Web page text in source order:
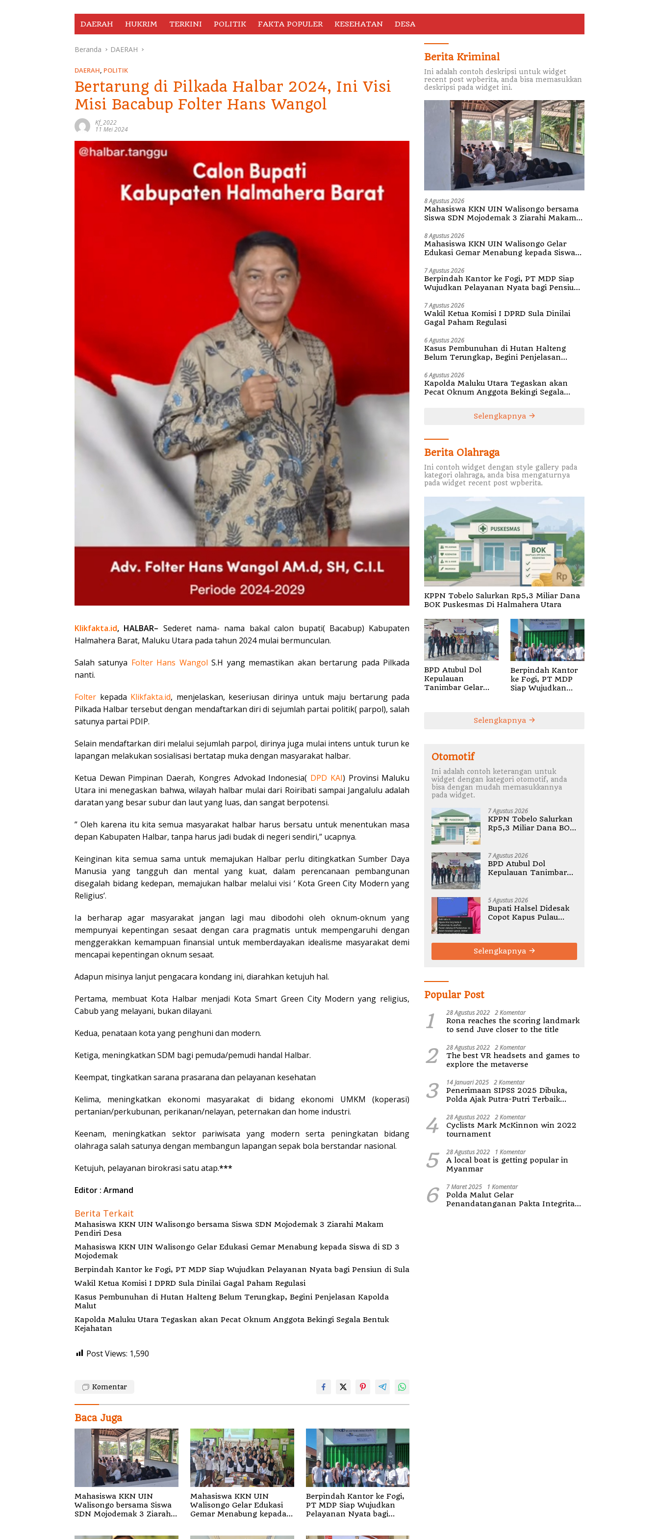
DAERAH HUKRIM TERKINI POLITIK FAKTA POPULER KESEHATAN DESA
Beranda DAERAH
DAERAH, POLITIK
Bertarung di Pilkada Halbar 2024, Ini Visi
Misi Bacabup Folter Hans Wangol
Kf_2022
11 Mei 2024
Klikfakta.id, HALBAR– Sederet nama- nama bakal calon bupati( Bacabup) Kabupaten
Halmahera Barat, Maluku Utara pada tahun 2024 mulai bermunculan.
Salah satunya Folter Hans Wangol S.H yang memastikan akan bertarung pada Pilkada
nanti.
Folter kepada Klikfakta.id, menjelaskan, keseriusan dirinya untuk maju bertarung pada
Pilkada Halbar tersebut dengan mendaftarkan diri di sejumlah partai politik( parpol), salah
satunya partai PDIP.
Selain mendaftarkan diri melalui sejumlah parpol, dirinya juga mulai intens untuk turun ke
lapangan melakukan sosialisasi bertatap muka dengan masyarakat halbar.
Ketua Dewan Pimpinan Daerah, Kongres Advokad Indonesia( DPD KAI) Provinsi Maluku
Utara ini menegaskan bahwa, wilayah halbar mulai dari Roiribati sampai Jangalulu adalah
daratan yang besar subur dan laut yang luas, dan sangat berpotensi.
” Oleh karena itu kita semua masyarakat halbar harus bersatu untuk menentukan masa
depan Kabupaten Halbar, tanpa harus jadi budak di negeri sendiri,” ucapnya.
Keinginan kita semua sama untuk memajukan Halbar perlu ditingkatkan Sumber Daya
Manusia yang tangguh dan mental yang kuat, dalam perencanaan pembangunan
disegalah bidang kedepan, memajukan halbar melalui visi ‘ Kota Green City Modern yang
Religius’.
Ia berharap agar masyarakat jangan lagi mau dibodohi oleh oknum-oknum yang
mempunyai kepentingan sesaat dengan cara pragmatis untuk mempengaruhi dengan
menggerakkan kemampuan finansial untuk memberdayakan idealisme masyarakat demi
mencapai kepentingan oknum sesaat.
Adapun misinya lanjut pengacara kondang ini, diarahkan ketujuh hal.
Pertama, membuat Kota Halbar menjadi Kota Smart Green City Modern yang religius,
Cabub yang melayani, bukan dilayani.
Kedua, penataan kota yang penghuni dan modern.
Ketiga, meningkatkan SDM bagi pemuda/pemudi handal Halbar.
Keempat, tingkatkan sarana prasarana dan pelayanan kesehatan
Kelima, meningkatkan ekonomi masyarakat di bidang ekonomi UMKM (koperasi)
pertanian/perkubunan, perikanan/nelayan, peternakan dan home industri.
Keenam, meningkatkan sektor pariwisata yang modern serta peningkatan bidang
olahraga salah satunya dengan membangun lapangan sepak bola berstandar nasional.
Ketujuh, pelayanan birokrasi satu atap.***
Editor : Armand
Berita Terkait
Mahasiswa KKN UIN Walisongo bersama Siswa SDN Mojodemak 3 Ziarahi Makam
Pendiri Desa
Mahasiswa KKN UIN Walisongo Gelar Edukasi Gemar Menabung kepada Siswa di SD 3
Mojodemak
Berpindah Kantor ke Fogi, PT MDP Siap Wujudkan Pelayanan Nyata bagi Pensiun di Sula
Wakil Ketua Komisi I DPRD Sula Dinilai Gagal Paham Regulasi
Kasus Pembunuhan di Hutan Halteng Belum Terungkap, Begini Penjelasan Kapolda
Malut
Kapolda Maluku Utara Tegaskan akan Pecat Oknum Anggota Bekingi Segala Bentuk
Kejahatan
Post Views: 1,590
Komentar
Baca Juga
Mahasiswa KKN UIN
Walisongo bersama Siswa
SDN Mojodemak 3 Ziarahi
Mahasiswa KKN UIN
Walisongo Gelar Edukasi
Gemar Menabung kepada
Berpindah Kantor ke Fogi,
PT MDP Siap Wujudkan
Pelayanan Nyata bagi
Berita Kriminal
Ini adalah contoh deskripsi untuk widget
recent post wpberita, anda bisa memasukkan
deskripsi pada widget ini.
8 Agustus 2026
Mahasiswa KKN UIN Walisongo bersama
Siswa SDN Mojodemak 3 Ziarahi Makam
8 Agustus 2026
Mahasiswa KKN UIN Walisongo Gelar
Edukasi Gemar Menabung kepada Siswa
7 Agustus 2026
Berpindah Kantor ke Fogi, PT MDP Siap
Wujudkan Pelayanan Nyata bagi Pensiun
7 Agustus 2026
Wakil Ketua Komisi I DPRD Sula Dinilai
Gagal Paham Regulasi
6 Agustus 2026
Kasus Pembunuhan di Hutan Halteng
Belum Terungkap, Begini Penjelasan
6 Agustus 2026
Kapolda Maluku Utara Tegaskan akan
Pecat Oknum Anggota Bekingi Segala
Selengkapnya
Berita Olahraga
Ini contoh widget dengan style gallery pada
kategori olahraga, anda bisa mengaturnya
pada widget recent post wpberita.
KPPN Tobelo Salurkan Rp5,3 Miliar Dana
BOK Puskesmas Di Halmahera Utara
BPD Atubul Dol
Kepulauan
Tanimbar Gelar
Berpindah Kantor
ke Fogi, PT MDP
Siap Wujudkan
Selengkapnya
Otomotif
Ini adalah contoh keterangan untuk
widget dengan kategori otomotif, anda
bisa dengan mudah memasukkannya
pada widget.
7 Agustus 2026
KPPN Tobelo Salurkan
Rp5,3 Miliar Dana BOK
7 Agustus 2026
BPD Atubul Dol
Kepulauan Tanimbar
5 Agustus 2026
Bupati Halsel Didesak
Copot Kapus Pulau
Selengkapnya
Popular Post
1 28 Agustus 2022 2 Komentar
Rona reaches the scoring landmark
to send Juve closer to the title
2 28 Agustus 2022 2 Komentar
The best VR headsets and games to
explore the metaverse
3 14 Januari 2025 2 Komentar
Penerimaan SIPSS 2025 Dibuka,
Polda Ajak Putra-Putri Terbaik
4 28 Agustus 2022 2 Komentar
Cyclists Mark McKinnon win 2022
tournament
5 28 Agustus 2022 1 Komentar
A local boat is getting popular in
Myanmar
6 7 Maret 2025 1 Komentar
Polda Malut Gelar
Penandatanganan Pakta Integritas